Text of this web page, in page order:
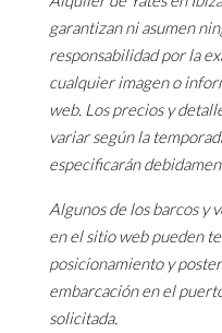
garantizan ni asumen
responsabilidad por la
cualquier imagen o
web. Los precios y
variar según la
especificarán
Algunos de los barcos y
en el sitio web pueden
posicionamiento y
embarcación en el
solicitada.